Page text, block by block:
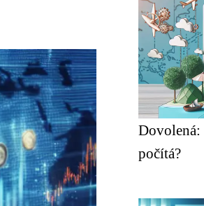
Dovolená:
počítá?